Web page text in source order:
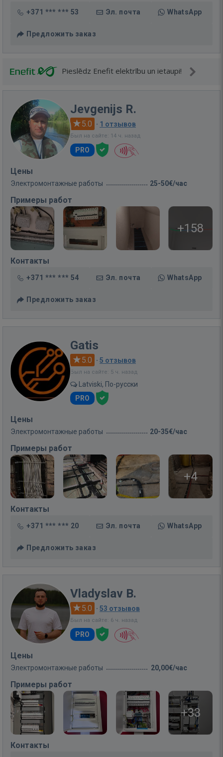
+371 *** *** 53 Эл. почта WhatsApp
Предложить заказ
Pieslēdz Enefit elektrību un ietaupi!
Jevgenijs R.
5.0 · 1 отзывов
Был на сайте: 14 ч. назад
PRO
Цены
Электромонтажные работы 25-50€/час
Примеры работ
+158
Контакты
+371 *** *** 54 Эл. почта WhatsApp
Предложить заказ
Gatis
5.0 · 5 отзывов
Был на сайте: 5 ч. назад
Latviski, По-русски
PRO
Цены
Электромонтажные работы 20-35€/час
Примеры работ
+4
Контакты
+371 *** *** 20 Эл. почта WhatsApp
Предложить заказ
Vladyslav B.
5.0 · 53 отзывов
Был на сайте: 6 ч. назад
PRO
Цены
Электромонтажные работы 20,00€/час
Примеры работ
+33
Контакты